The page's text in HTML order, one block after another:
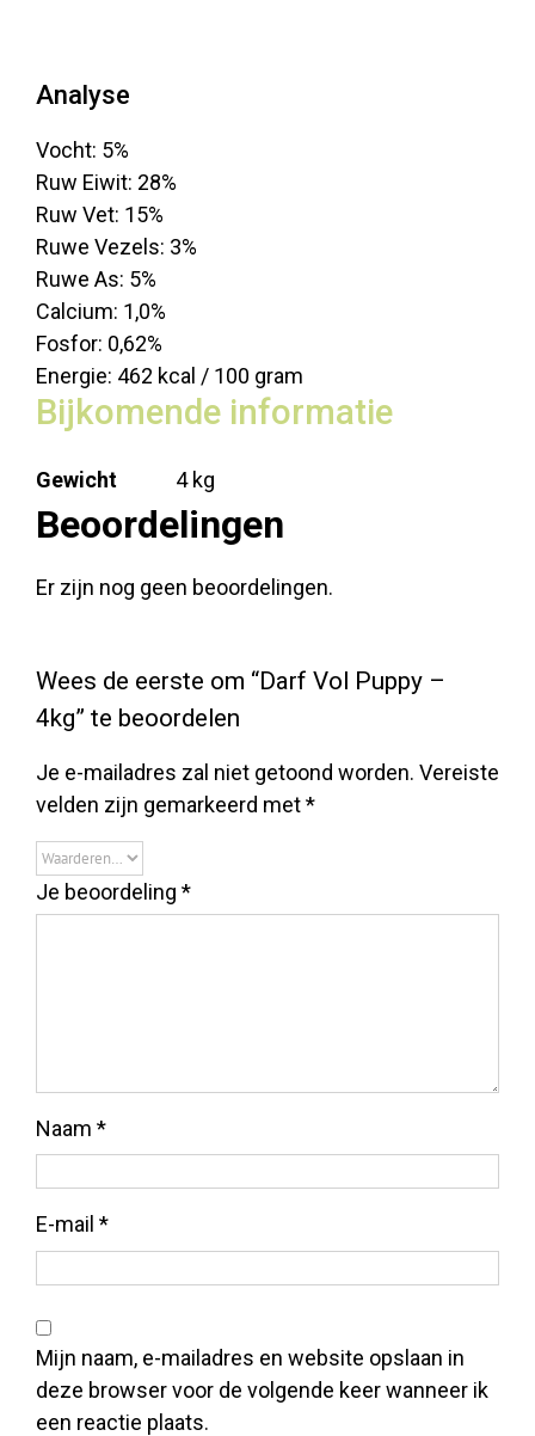
Analyse
Vocht: 5%
Ruw Eiwit: 28%
Ruw Vet: 15%
Ruwe Vezels: 3%
Ruwe As: 5%
Calcium: 1,0%
Fosfor: 0,62%
Energie: 462 kcal / 100 gram
Bijkomende informatie
Gewicht 4 kg
Beoordelingen
Er zijn nog geen beoordelingen.
Wees de eerste om “Darf Vol Puppy –
4kg” te beoordelen
Je e-mailadres zal niet getoond worden. Vereiste
velden zijn gemarkeerd met*
Je beoordeling *
Naam *
E-mail *
Mijn naam, e-mailadres en website opslaan in
deze browser voor de volgende keer wanneer ik
een reactie plaats.